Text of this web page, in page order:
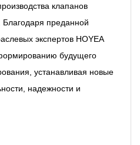
клапанов
Благодаря преданной
экспертов HOYEA
будущего
устанавливая новые
надежности и